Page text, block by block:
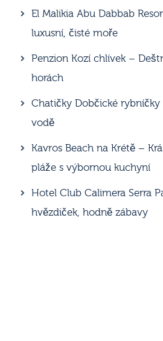
El Malikia Abu Dabbab
luxusní, čisté moře
Penzion Kozí chlívek –
horách
Chatičky Dobčické
vodě
Kavros Beach na Krétě –
pláže s výbornou kuchyní
Hotel Club Calimera Serra
hvězdiček, hodně zábavy